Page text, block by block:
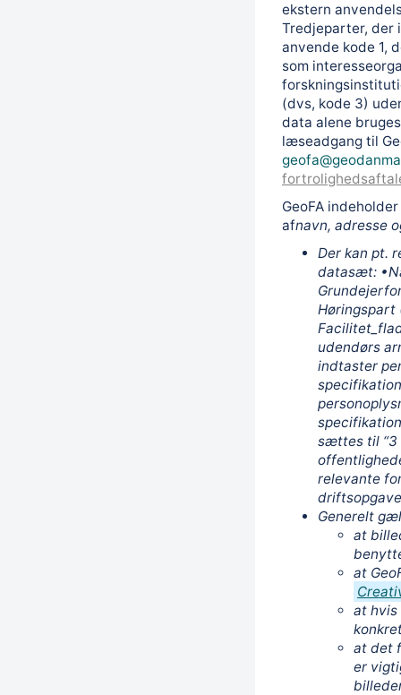
ekstern
Tredjeparter, der
anvende kode 1,
som
(dvs, kode 3)
data alene
læseadgang til
GeoFA
afnavn, adresse
Der kan pt.
datasæt:
Høringspart
udendørs
indtaster
sættes til “3
relevante
Generelt
at
at
at hvis
at det
er